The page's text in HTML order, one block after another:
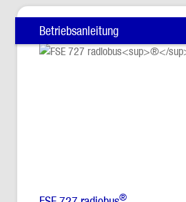
Betriebsanleitung
®